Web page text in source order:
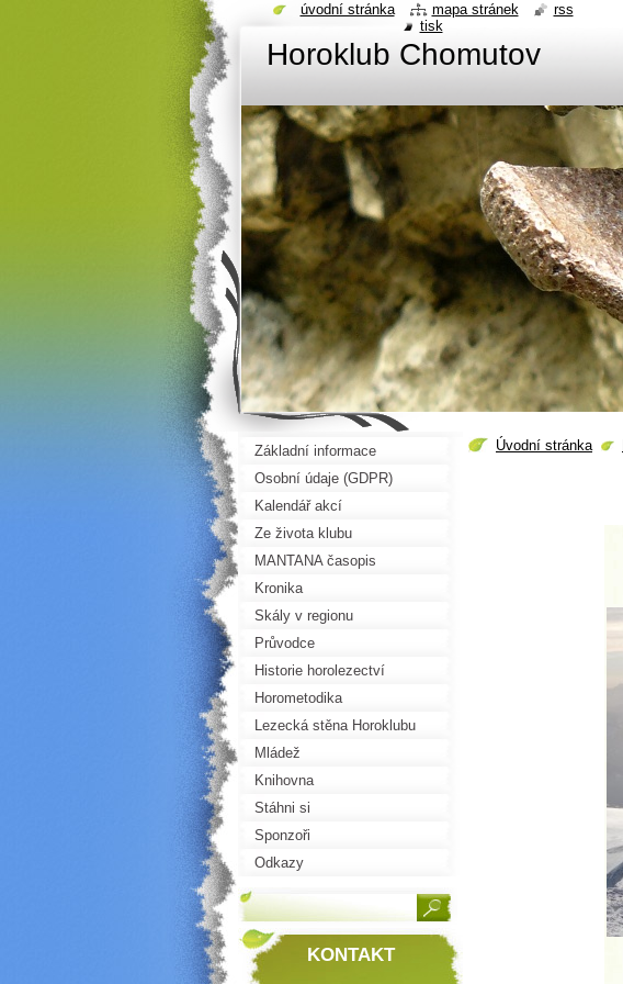
Horoklub Chomutov
Úvodní stránka
Základní informace
Osobní údaje (GDPR)
Kalendář akcí
Ze života klubu
MANTANA časopis
Kronika
Skály v regionu
Průvodce
Historie horolezectví
Horometodika
Lezecká stěna Horoklubu
Mládež
Knihovna
Stáhni si
Sponzoři
Odkazy
KONTAKT
úvodní stránka mapa stránek
rss
tisk